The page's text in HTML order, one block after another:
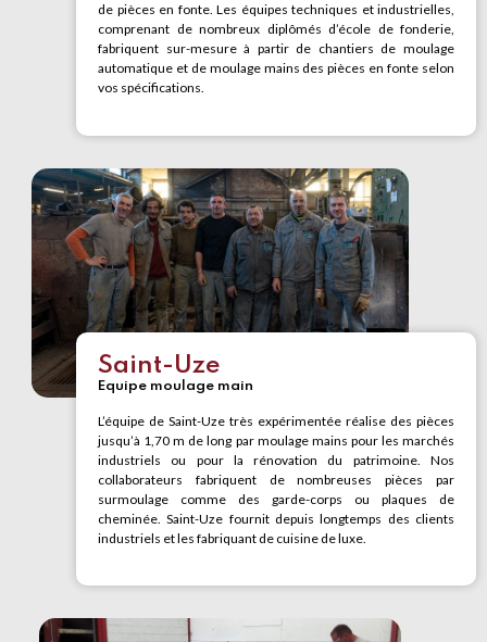
de pièces en fonte. Les équipes techniques et industrielles,
comprenant de nombreux diplômés d’école de fonderie,
fabriquent sur-mesure à partir de chantiers de moulage
automatique et de moulage mains des pièces en fonte selon
vos spécifications.
Saint-Uze
Equipe moulage main
L’équipe de Saint-Uze très expérimentée réalise des pièces
jusqu’à 1,70 m de long par moulage mains pour les marchés
industriels ou pour la rénovation du patrimoine. Nos
collaborateurs fabriquent de nombreuses pièces par
surmoulage comme des garde-corps ou plaques de
cheminée. Saint-Uze fournit depuis longtemps des clients
industriels et les fabriquant de cuisine de luxe.